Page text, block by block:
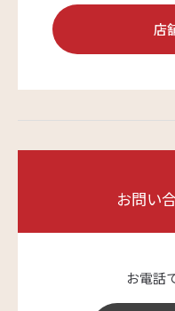
店
お問い
お電話